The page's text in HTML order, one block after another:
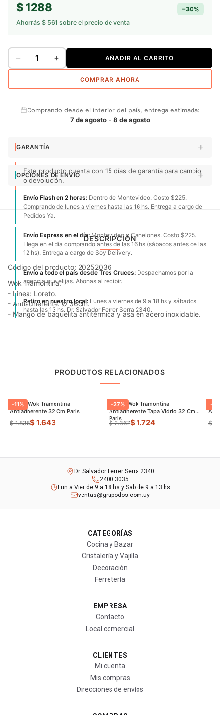
$ 1288 −30%
Ahorrás $ 561 sobre el precio de venta
− + AÑADIR AL CARRITO
COMPRAR AHORA
Comprando desde el interior del país, entrega estimada:
7 de agosto- 8 de agosto
GARANTÍA
Este producto cuenta con 15 días de garantía para cambio
o devolución.
OPCIONES DE ENVÍO
Envío Flash en 2 horas: Dentro de Montevideo. Costo $225.
Comprando de lunes a viernes hasta las 16 hs. Entrega a cargo de
Pedidos Ya.
Envío Express en el día:Montevideo y Canelones. Costo $225.
Llega en el día comprando antes de las 16 hs (sábados antes de las
12 hs). Entrega a cargo de Soy Delivery.
Envío a todo el país desde Tres Cruces: Despachamos por la
agencia que elijas. Abonas al recibir.
Retiro en nuestro local: Lunes a viernes de 9 a 18 hs y sábados
hasta las 13 hs. Dr. Salvador Ferrer Serra 2340.
DESCRIPCIÓN
Código del producto: 20252036
Wok Tramontina.
- Linea: Loreto.
- Antiadherente. Ø 36cm.
- Mango de baquelita antitérmica y asa en acero inoxidable.
PRODUCTOS RELACIONADOS
-11%
Sarten Wok Tramontina
Antiadherente 32 Cm Paris
$ 1.838$ 1.643
-27%
Sarten Wok Tramontina
Antiadherente Tapa Vidrio 32 Cm
Paris
$ 2.367$ 1.724
-
$
Dr. Salvador Ferrer Serra 2340
2400 3035
Lun a Vier de 9 a 18 hs y Sab de 9 a 13 hs
ventas@grupodos.com.uy
CATEGORÍAS
Cocina y Bazar
Cristalería y Vajilla
Decoración
Ferretería
EMPRESA
Contacto
Local comercial
CLIENTES
Mi cuenta
Mis compras
Direcciones de envíos